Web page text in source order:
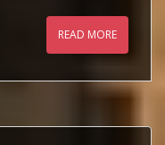
READ MORE